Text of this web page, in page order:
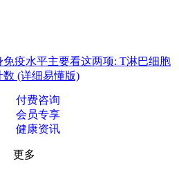
免疫水平主要看这两项: T淋巴细胞
数 (详细易懂版)
付费咨询
会员专享
健康资讯
更多